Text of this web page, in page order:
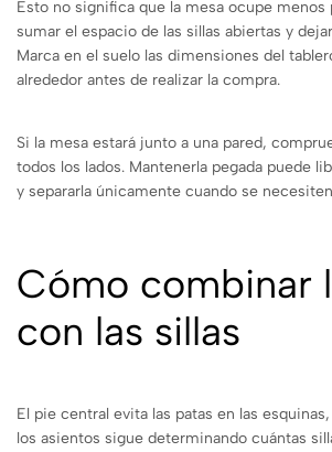
Esto no significa que la mesa ocupe menos
sumar el espacio de las sillas abiertas y
Marca en el suelo las dimensiones del
alrededor antes de realizar la compra.
Si la mesa estará junto a una pared,
todos los lados. Mantenerla pegada puede
y separarla únicamente cuando se
Cómo combinar
con las sillas
El pie central evita las patas en las
los asientos sigue determinando cuántas